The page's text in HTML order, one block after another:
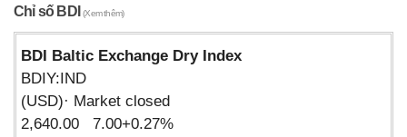
Chỉ số BDI(Xem thêm)
BDI Baltic Exchange Dry Index
BDIY:IND
(USD)· Market closed
2,640.00 7.00+0.27%